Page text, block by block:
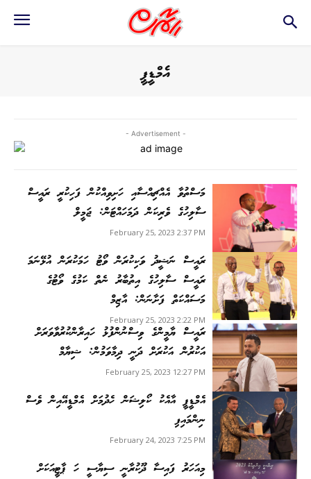
އެމްޑީޕީ
- Advertisement -
މަސްތުވާ އެއްޗިއްސާއި ހަށިވިއްކުން ފަހިކުރީ ރައީސް
ސާލިހުގެ ވެރިކަން ދަމަހައްޓަން: ޖަމީލް
February 25, 2023 2:37 PM
ރައީސް ނަޝީދު ވަކިކުރަން ވޯޓު ހަމަކުރަން އުޅޭނަމަ
ރައީސް ސާލިހުގެ އިތުބާރު ނެތް ކަމުގެ ވޯޓުގެ
މަސައްކަތް ފަށާނަން: އާޒިމް
February 25, 2023 2:22 PM
ރައީސް ޔާމީންގެ ވިސްނުންފުޅު ހައިރާންކުރުވާވަރަށް
އަކުރުން އަކުރަށް ދަނީ ދިމާވަމުން: ޝިޔާމް
February 25, 2023 12:27 PM
އެމްޑީޕީ އާއެކު ކޯލިޝަން ހެދުމަށް އެމްޑީއޭއިން ވެސް
ނިންމައިފި
February 24, 2023 7:25 PM
މިއަހަރު ފައިސާ ދޫކުރާނީ ސިޔާސީ ހަ ޕާޓީއަކަށް